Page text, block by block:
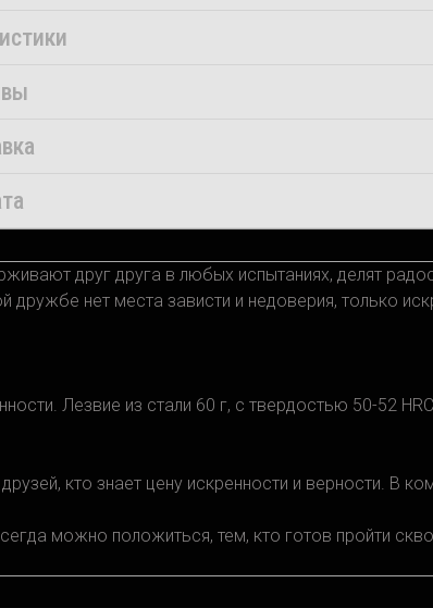
друг друга в любых испытаниях, делят
дружбе нет места зависти и недоверия, только
Лезвие из стали 60 г, с твердостью 50-52
кто знает цену искренности и верности. В
можно положиться, тем, кто готов пройти